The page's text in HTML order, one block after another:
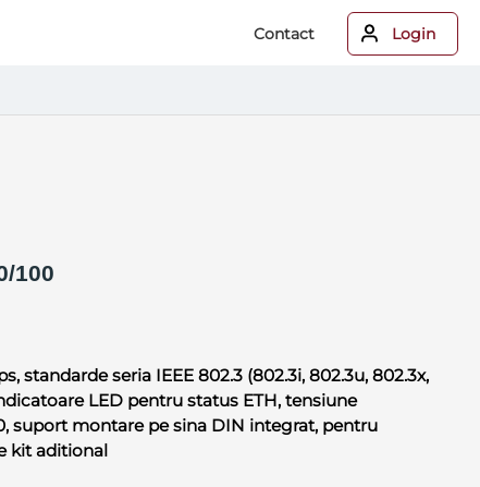
Contact Login
100
standarde seria IEEE 802.3 (802.3i, 802.3u, 802.3x,
LED pentru status ETH, tensiune
suport montare pe sina DIN integrat, pentru
kit aditional